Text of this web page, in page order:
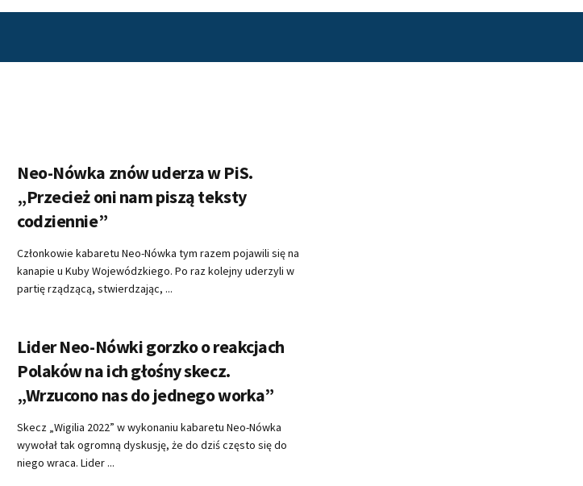
Neo-Nówka znów uderza w PiS.
„Przecież oni nam piszą teksty
codziennie”
Członkowie kabaretu Neo-Nówka tym razem pojawili się na
kanapie u Kuby Wojewódzkiego. Po raz kolejny uderzyli w
partię rządzącą, stwierdzając, ...
Lider Neo-Nówki gorzko o reakcjach
Polaków na ich głośny skecz.
„Wrzucono nas do jednego worka”
Skecz „Wigilia 2022” w wykonaniu kabaretu Neo-Nówka
wywołał tak ogromną dyskusję, że do dziś często się do
niego wraca. Lider ...